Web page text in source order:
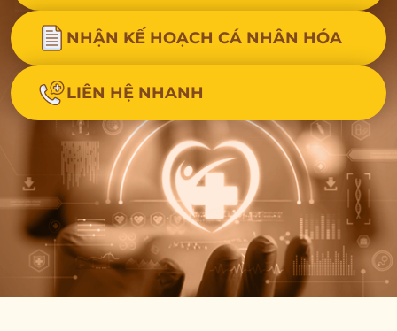
NHẬN KẾ HOẠCH CÁ NHÂN HÓA
LIÊN HỆ NHANH